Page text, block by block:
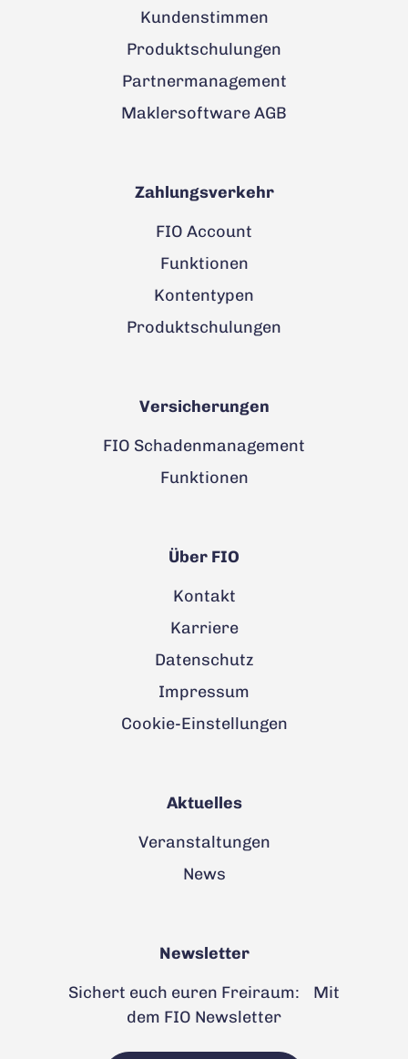
Kundenstimmen
Produktschulungen
Partnermanagement
Maklersoftware AGB
Zahlungsverkehr
FIO Account
Funktionen
Kontentypen
Produktschulungen
Versicherungen
FIO Schadenmanagement
Funktionen
Über FIO
Kontakt
Karriere
Datenschutz
Impressum
Cookie-Einstellungen
Aktuelles
Veranstaltungen
News
Newsletter
Sichert euch euren Freiraum: Mit
dem FIO Newsletter